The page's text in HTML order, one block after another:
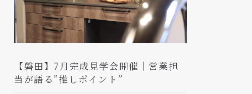
【磐田】7月完成見学会開催｜営業担
当が語る”推しポイント”